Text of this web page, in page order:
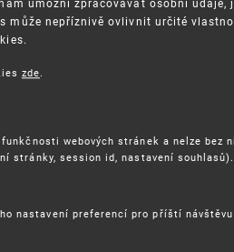
značky hádají
17. 9. 2026
může nepříznivě ovlivnit určité
zde
webových stránek a nelze bez
stránky, session id, nastavení souhlasů).
nastavení preferencí pro příští